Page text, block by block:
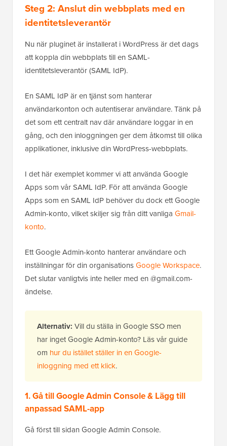
Steg 2: Anslut din webbplats med en
identitetsleverantör
Nu när pluginet är installerat i WordPress är det dags
att koppla din webbplats till en SAML-
identitetsleverantör (SAML IdP).
En SAML IdP är en tjänst som hanterar
användarkonton och autentiserar användare. Tänk på
det som ett centralt nav där användare loggar in en
gång, och den inloggningen ger dem åtkomst till olika
applikationer, inklusive din WordPress-webbplats.
I det här exemplet kommer vi att använda Google
Apps som vår SAML IdP. För att använda Google
Apps som en SAML IdP behöver du dock ett Google
Admin-konto, vilket skiljer sig från ditt vanliga Gmail-
konto.
Ett Google Admin-konto hanterar användare och
inställningar för din organisationsGoogle Workspace.
Det slutar vanligtvis inte heller med en @gmail.com-
ändelse.
Alternativ: Vill du ställa in Google SSO men
har inget Google Admin-konto? Läs vår guide
om hur du istället ställer in en Google-
inloggning med ett klick.
1. Gå till Google Admin Console & Lägg till
anpassad SAML-app
Gå först till sidan Google Admin Console.